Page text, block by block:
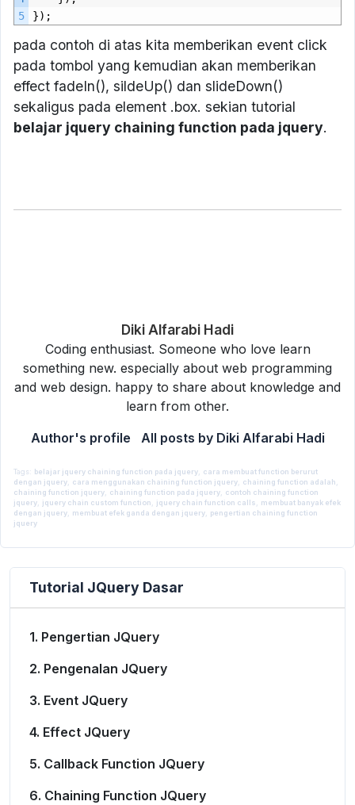
5
});
pada contoh di atas kita memberikan event click
pada tombol yang kemudian akan memberikan
effect fadeIn(), sildeUp() dan slideDown()
sekaligus pada element .box. sekian tutorial
belajar jquery chaining function pada jquery.
Diki Alfarabi Hadi
Coding enthusiast. Someone who love learn
something new. especially about web programming
and web design. happy to share about knowledge and
learn from other.
Author's profile
All posts by Diki Alfarabi Hadi
Tags: belajar jquery chaining function pada jquery, cara membuat function berurut
dengan jquery, cara menggunakan chaining function jquery, chaining function adalah,
chaining function jquery, chaining function pada jquery, contoh chaining function
jquery, jquery chain custom function, jquery chain function calls, membuat banyak efek
dengan jquery, membuat efek ganda dengan jquery, pengertian chaining function
jquery
Tutorial JQuery Dasar
1. Pengertian JQuery
2. Pengenalan JQuery
3. Event JQuery
4. Effect JQuery
5. Callback Function JQuery
6. Chaining Function JQuery